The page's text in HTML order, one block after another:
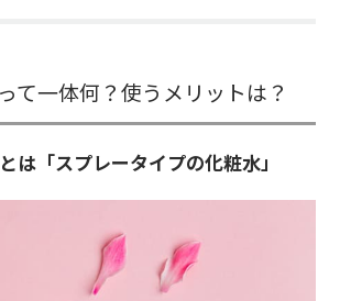
て一体何？使うメリットは？
は「スプレータイプの化粧水」